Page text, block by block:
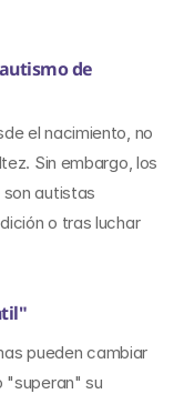
de
el nacimiento, no
Sin embargo, los
autistas
o tras luchar
pueden cambiar
"superan" su